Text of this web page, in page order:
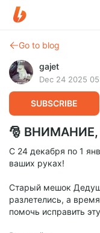
Go to blog
gajet
Dec 24 2025
SUBSCRIBE
🎅 ВНИМАНИЕ,
С 24 декабря по 1
ваших руках!
Старый мешок
разлетелись, а
помочь исправить